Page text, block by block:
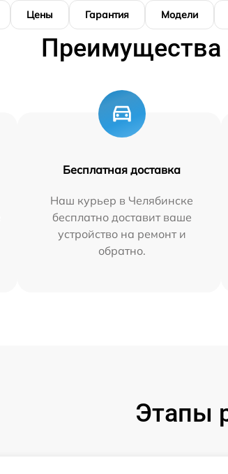
Цены Гарантия Модели
Преимущества
Бесплатная доставка
Наш курьер в Челябинске
бесплатно доставит ваше
устройство на ремонт и
обратно.
Этапы